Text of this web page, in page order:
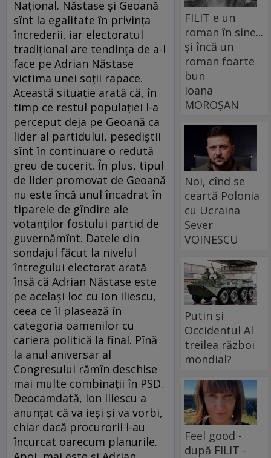
Naţional. Năstase şi Geoană
sînt la egalitate în privinţa
încrederii, iar electoratul
tradiţional are tendinţa de a-l
face pe Adrian Năstase
victima unei soţii rapace.
Această situaţie arată că, în
timp ce restul populaţiei l-a
perceput deja pe Geoană ca
lider al partidului, pesediştii
sînt în continuare o redută
greu de cucerit. În plus, tipul
de lider promovat de Geoană
nu este încă unul încadrat în
tiparele de gîndire ale
votanţilor fostului partid de
guvernămînt. Datele din
sondajul făcut la nivelul
întregului electorat arată
însă că Adrian Năstase este
pe acelaşi loc cu Ion Iliescu,
ceea ce îl plasează în
categoria oamenilor cu
cariera politică la final. Pînă
la anul aniversar al
Congresului rămîn deschise
mai multe combinaţii în PSD.
Deocamdată, Ion Iliescu a
anunţat că va ieşi şi va vorbi,
chiar dacă procurorii i-au
încurcat oarecum planurile.
FILIT e un
roman în sine...
și încă un
roman foarte
bun
Ioana
MOROȘAN
Noi, cînd se
ceartă Polonia
cu Ucraina
Sever
VOINESCU
Putin și
Occidentul Al
treilea război
mondial?
Feel good -
după FILIT -